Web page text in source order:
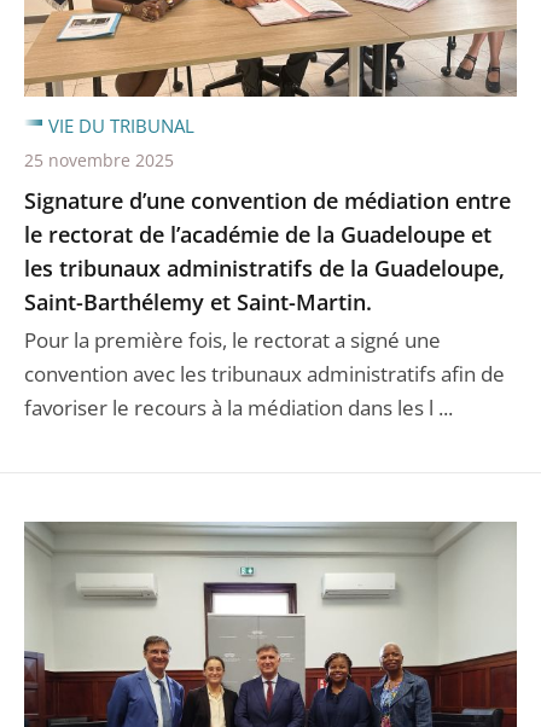
Signature d’une convention de médiation entre
le rectorat de l’académie de la Guadeloupe et
les tribunaux administratifs de la Guadeloupe,
Saint-Barthélemy et Saint-Martin.
Pour la première fois, le rectorat a signé une
convention avec les tribunaux administratifs afin de
favoriser le recours à la médiation dans les l ...
VIE DU TRIBUNAL
25 novembre 2025